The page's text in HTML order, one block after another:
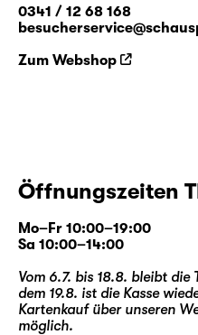
0341 / 12 68 168
Zum Webshop
Öffnungszeiten
Mo–Fr 10:00–19:00
Sa 10:00–14:00
Vom 6.7. bis 18.8. bleibt die
dem 19.8. ist die Kasse
Kartenkauf über unseren
möglich.